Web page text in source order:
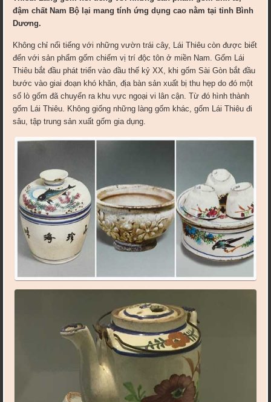
đậm chất Nam Bộ lại mang tính ứng dụng cao nằm tại tỉnh Bình
Dương.
Không chỉ nổi tiếng với những vườn trái cây, Lái Thiêu còn được biết
đến với sản phẩm gốm chiếm vị trí độc tôn ở miền Nam. Gốm Lái
Thiêu bắt đầu phát triển vào đầu thế kỷ XX, khi gốm Sài Gòn bắt đầu
bước vào giai đoạn khó khăn, địa bàn sản xuất bị thu hẹp do đó một
số lò gốm đã chuyển ra khu vực ngoại vi lân cận. Từ đó hình thành
gốm Lái Thiêu. Không giống những làng gốm khác, gốm Lái Thiêu đi
sâu, tập trung sản xuất gốm gia dụng.